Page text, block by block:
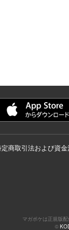
商取引法および資
マガポケは正規版
©